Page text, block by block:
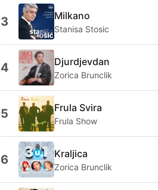
3 Milkano
Stanisa Stosic
4 Djurdjevdan
Zorica Brunclik
5 Frula Svira
Frula Show
6 Kraljica
Zorica Brunclik